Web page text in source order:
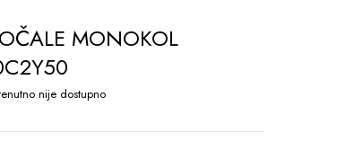
MONOKOL
nije dostupno